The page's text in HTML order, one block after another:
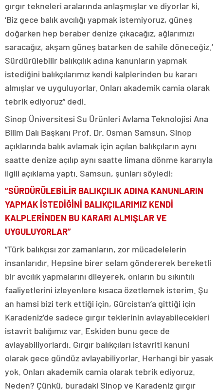
gırgır tekneleri aralarında anlaşmışlar ve diyorlar ki,
‘Biz gece balık avcılığı yapmak istemiyoruz, güneş
doğarken hep beraber denize çıkacağız, ağlarımızı
saracağız, akşam güneş batarken de sahile döneceğiz.’
Sürdürülebilir balıkçılık adına kanunların yapmak
istediğini balıkçılarımız kendi kalplerinden bu kararı
almışlar ve uyguluyorlar. Onları akademik camia olarak
tebrik ediyoruz” dedi.
Sinop Üniversitesi Su Ürünleri Avlama Teknolojisi Ana
Bilim Dalı Başkanı Prof. Dr. Osman Samsun, Sinop
açıklarında balık avlamak için açılan balıkçıların aynı
saatte denize açılıp aynı saatte limana dönme kararıyla
ilgili açıklama yaptı. Samsun, şunları söyledi:
“SÜRDÜRÜLEBİLİR BALIKÇILIK ADINA KANUNLARIN
YAPMAK İSTEDİĞİNİ BALIKÇILARIMIZ KENDİ
KALPLERİNDEN BU KARARI ALMIŞLAR VE
UYGULUYORLAR”
“Türk balıkçısı zor zamanların, zor mücadelelerin
insanlarıdır. Hepsine birer selam göndererek bereketli
bir avcılık yapmalarını dileyerek, onların bu sıkıntılı
faaliyetlerini izleyenlere kısaca özetlemek isterim. Şu
an hamsi bizi terk ettiği için, Gürcistan’a gittiği için
Karadeniz’de sadece gırgır teklerinin avlayabilecekleri
istavrit balığımız var. Eskiden bunu gece de
avlayabiliyorlardı. Gırgır balıkçıları istavriti kanuni
olarak gece gündüz avlayabiliyorlar. Herhangi bir yasak
yok. Onları akademik camia olarak tebrik ediyoruz.
Neden? Çünkü, buradaki Sinop ve Karadeniz gırgır